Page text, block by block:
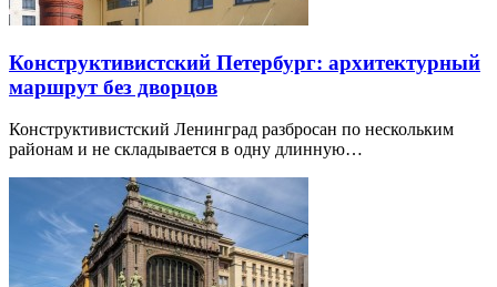
Конструктивистский Петербург: архитектурный
маршрут без дворцов
Конструктивистский Ленинград разбросан по нескольким
районам и не складывается в одну длинную…